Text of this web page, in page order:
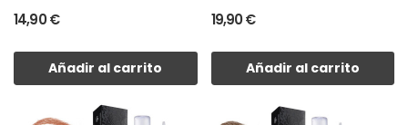
14,90 €
Añadir al carrito
19,90 €
Añadir al carrito